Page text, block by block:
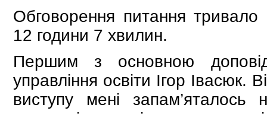
Обговорення питання
12 години 7 хвилин.
Першим з основною
управління освіти Ігор Івасюк.
виступу мені